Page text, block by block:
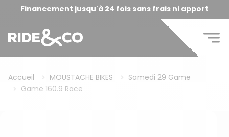
Financement jusqu'à 24 fois sans frais ni apport
Accueil MOUSTACHE BIKES
Samedi 29 Game
Game 160.9 Race